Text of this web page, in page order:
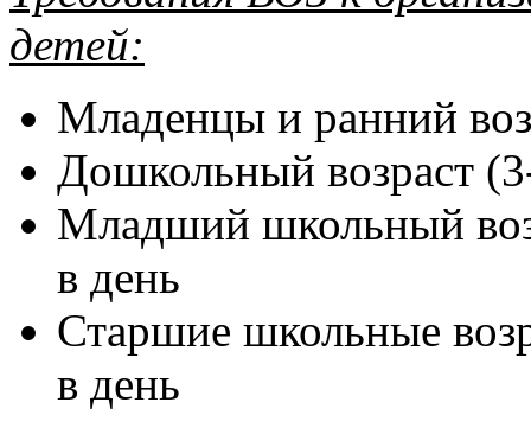
детей:
Младенцы и ранний
Дошкольный возраст
Младший школьный
в день
Старшие школьные
в день